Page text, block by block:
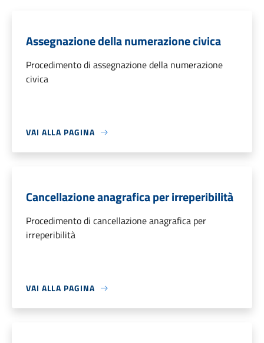
Assegnazione della numerazione civica
Procedimento di assegnazione della numerazione
civica
VAI ALLA PAGINA
Cancellazione anagrafica per irreperibilità
Procedimento di cancellazione anagrafica per
irreperibilità
VAI ALLA PAGINA